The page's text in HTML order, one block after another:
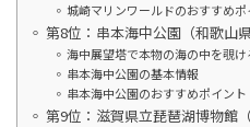
城崎マリンワールドのおすすめポ
第8位：串本海中公園（和歌山県
海中展望塔で本物の海の中を覗
串本海中公園の基本情報
串本海中公園のおすすめポイント
第9位：滋賀県立琵琶湖博物館